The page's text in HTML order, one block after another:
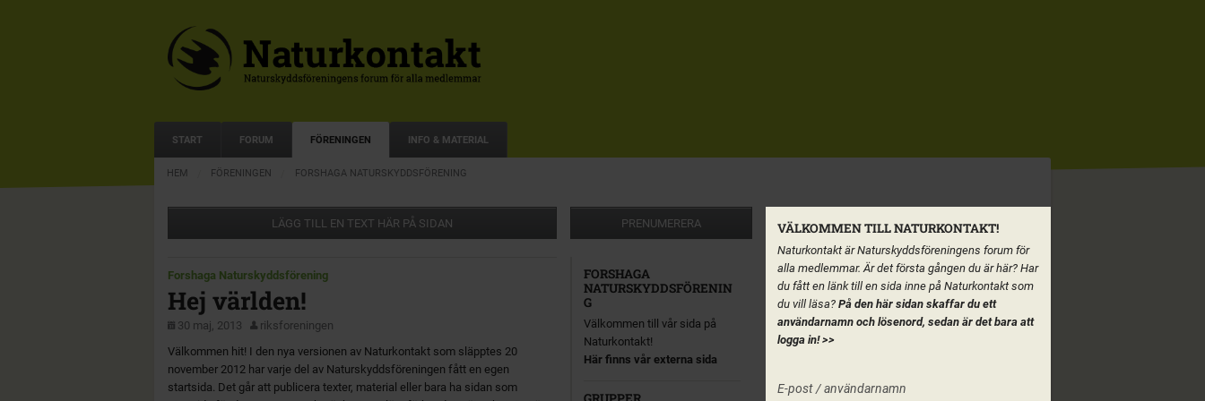
START FORUM FÖRENINGEN INFO & MATERIAL
HEM FÖRENINGEN FORSHAGA NATURSKYDDSFÖRENING
LÄGG TILL EN TEXT HÄR PÅ SIDAN
Forshaga Naturskyddsförening
Hej världen!
30 maj, 2013
riksforeningen
Välkommen hit! I den nya versionen av Naturkontakt som släpptes 20
november 2012 har varje del av Naturskyddsföreningen fått en egen
startsida. Det går att publicera texter, material eller bara ha sidan som
PRENUMERERA
FORSHAGA
NATURSKYDDSFÖRENIN
G
Välkommen till vår sida på
Naturkontakt!
Här finns vår externa sida
VÄLKOMMEN TILL NATURKONTAKT!
Naturkontakt är Naturskyddsföreningens forum för
alla medlemmar. Är det första gången du är här? Har
du fått en länk till en sida inne på Naturkontakt som
du vill läsa? På den här sidan skaffar du ett
användarnamn och lösenord, sedan är det bara att
logga in!>>
E-post / användarnamn